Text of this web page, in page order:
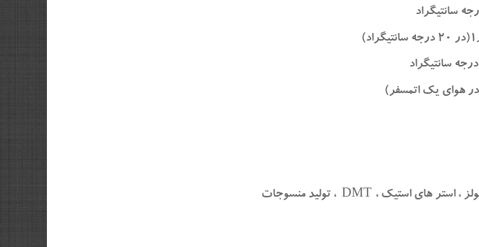
اسید استیک در تولید وینیل استات ، استات سلولز ، استر های استیک ، DMT ، تولید منسوجات